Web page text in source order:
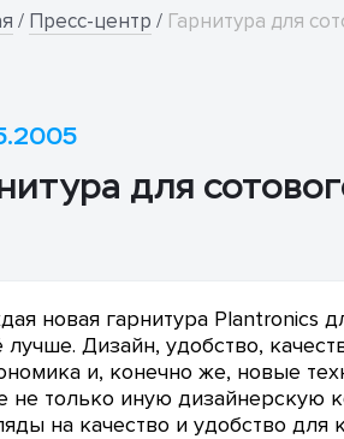
/ Пресс-центр / Гарнитура для
для
новая гарнитура Plantronics
Дизайн, удобство,
и, конечно же, новые
не только иную дизайнерскую
на качество и удобство для